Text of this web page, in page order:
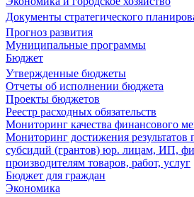
Документы стратегического
Прогноз развития
Муниципальные программы
Бюджет
Утвержденные бюджеты
Отчеты об исполнении бюджета
Проекты бюджетов
Реестр расходных обязательств
Мониторинг качества финансового
Мониторинг достижения результатов
субсидий (грантов) юр. лицам, ИП,
производителям товаров, работ, услуг
Бюджет для граждан
Экономика